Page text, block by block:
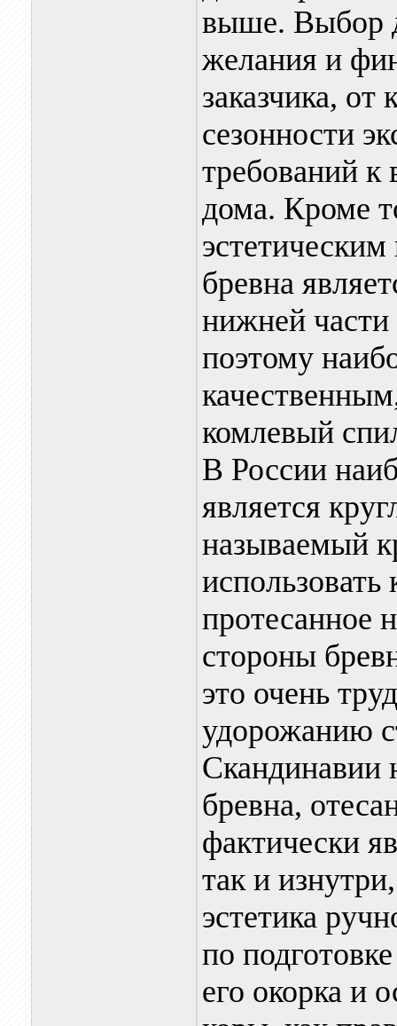
выше. Выбор
желания и
заказчика,
сезонности
требований к
дома. Кроме
бревна
нижней части
поэтому
комлевый
В России
является
называемый
использовать
протесанное
стороны
это очень
удорожанию
Скандинавии
бревна,
фактически
так и
эстетика
по
его окорка и